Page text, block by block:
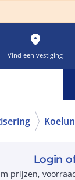
place
Vind een vestiging
Login
prijzen,